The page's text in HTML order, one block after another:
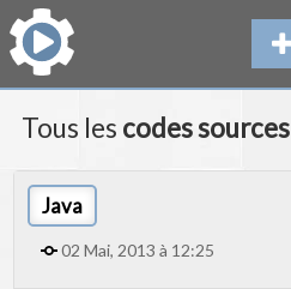
Tous les codes sources
Java
02 Mai, 2013 à 12:25